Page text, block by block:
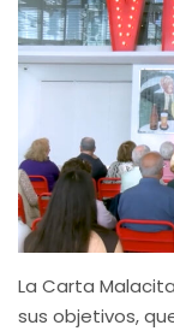
La Carta
sus objetivos,